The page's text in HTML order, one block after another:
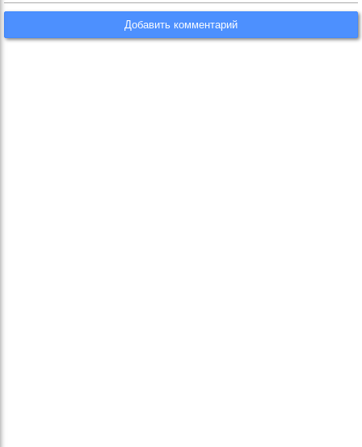
Добавить комментарий